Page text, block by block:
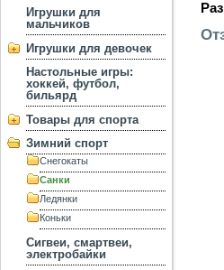
Игрушки для
мальчиков
Игрушки для девочек
Настольные игры:
хоккей, футбол,
бильярд
Товары для спорта
Зимний спорт
Снегокаты
Санки
Ледянки
Коньки
Сигвеи, смартвеи,
электробайки